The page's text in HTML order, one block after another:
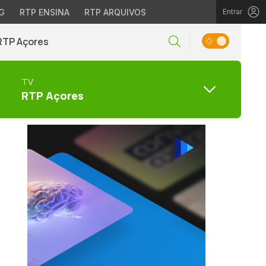
RTP ENSINA RTP ARQUIVOS Entrar
Açores
TV
RTP Açores